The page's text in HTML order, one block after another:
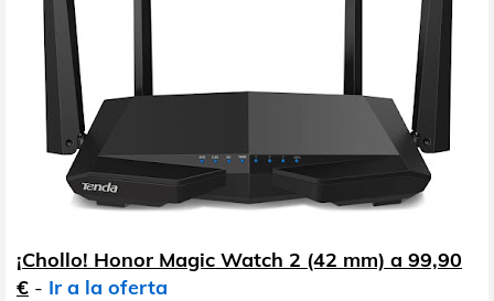
¡Chollo! Honor Magic Watch 2 (42 mm) a 99,90
€ - Ir a la oferta